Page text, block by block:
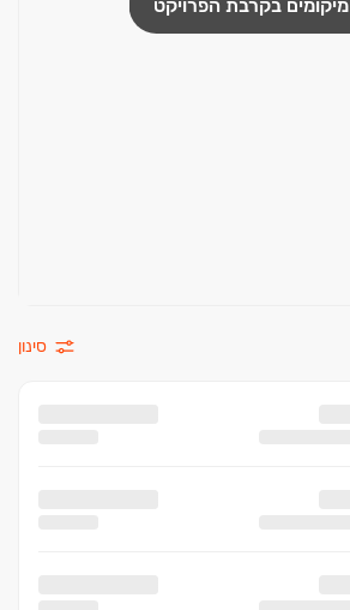
מיקומים בקרבת הפרויקט
סינון